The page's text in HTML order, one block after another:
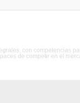
con competencias
de competir en el